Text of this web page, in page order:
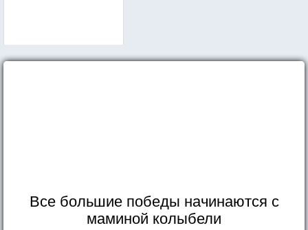
Все большие победы начинаются с
маминой колыбели